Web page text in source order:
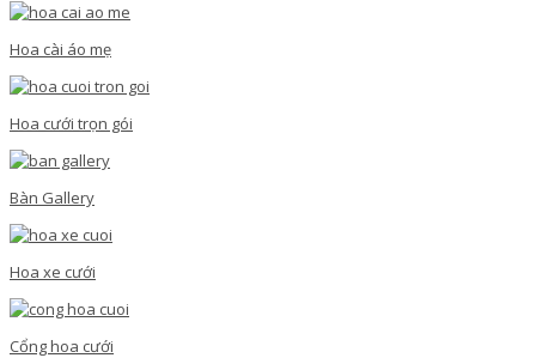
Hoa cài áo mẹ
Hoa cưới trọn gói
Bàn Gallery
Hoa xe cưới
Cổng hoa cưới